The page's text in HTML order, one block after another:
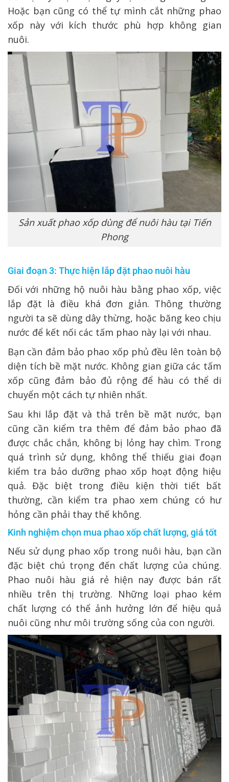
Hoặc bạn cũng có thể tự mình cắt những phao
xốp này với kích thước phù hợp không gian
nuôi.
Sản xuất phao xốp dùng để nuôi hàu tại Tiến
Phong
Giai đoạn 3: Thực hiện lắp đặt phao nuôi hàu
Đối với những hộ nuôi hàu bằng phao xốp, việc
lắp đặt là điều khá đơn giản. Thông thường
người ta sẽ dùng dây thừng, hoặc băng keo chịu
nước để kết nối các tấm phao này lại với nhau.
Bạn cần đảm bảo phao xốp phủ đều lên toàn bộ
diện tích bề mặt nước. Không gian giữa các tấm
xốp cũng đảm bảo đủ rộng để hàu có thể di
chuyển một cách tự nhiên nhất.
Sau khi lắp đặt và thả trên bề mặt nước, bạn
cũng cần kiểm tra thêm để đảm bảo phao đã
được chắc chắn, không bị lỏng hay chìm. Trong
quá trình sử dụng, không thể thiếu giai đoạn
kiểm tra bảo dưỡng phao xốp hoạt động hiệu
quả. Đặc biệt trong điều kiện thời tiết bất
thường, cần kiểm tra phao xem chúng có hư
hỏng cần phải thay thế không.
Kinh nghiệm chọn mua phao xốp chất lượng, giá tốt
Nếu sử dụng phao xốp trong nuôi hàu, bạn cần
đặc biệt chú trọng đến chất lượng của chúng.
Phao nuôi hàu giá rẻ hiện nay được bán rất
nhiều trên thị trường. Những loại phao kém
chất lượng có thể ảnh hưởng lớn để hiệu quả
nuôi cũng như môi trường sống của con người.